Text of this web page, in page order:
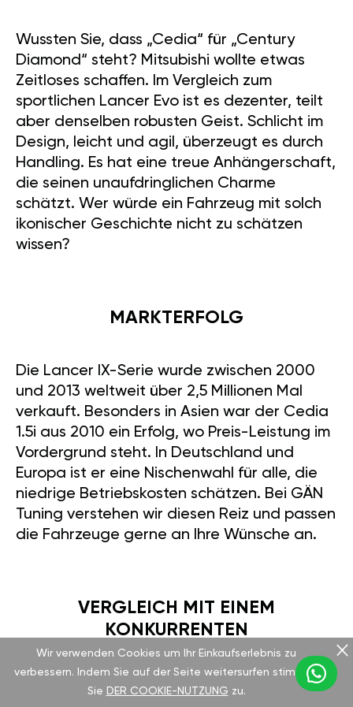
Wussten Sie, dass „Cedia“ für „Century
Diamond“ steht? Mitsubishi wollte etwas
Zeitloses schaffen. Im Vergleich zum
sportlichen Lancer Evo ist es dezenter, teilt
aber denselben robusten Geist. Schlicht im
Design, leicht und agil, überzeugt es durch
Handling. Es hat eine treue Anhängerschaft,
die seinen unaufdringlichen Charme
schätzt. Wer würde ein Fahrzeug mit solch
ikonischer Geschichte nicht zu schätzen
wissen?
MARKTERFOLG
Die Lancer IX-Serie wurde zwischen 2000
und 2013 weltweit über 2,5 Millionen Mal
verkauft. Besonders in Asien war der Cedia
1.5i aus 2010 ein Erfolg, wo Preis-Leistung im
Vordergrund steht. In Deutschland und
Europa ist er eine Nischenwahl für alle, die
niedrige Betriebskosten schätzen. Bei GÄN
Tuning verstehen wir diesen Reiz und passen
die Fahrzeuge gerne an Ihre Wünsche an.
VERGLEICH MIT EINEM
KONKURRENTEN
Vergleichen Sie ihn mit dem Toyota Corolla
Wir verwenden Cookies um Ihr Einkaufserlebnis zu
verbessern. Indem Sie auf der Seite weitersurfen stimmen
Sie DER COOKIE-NUTZUNG zu.